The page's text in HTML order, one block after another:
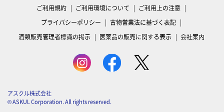
ご利用規約 ご利用環境について
ご利用上の注意
プライバシーポリシー
古物営業法に基づく表記
酒類販売管理者標識の掲示
医薬品の販売に関する表示 会社案内
アスクル株式会社
© ASKUL Corporation. All rights reserved.